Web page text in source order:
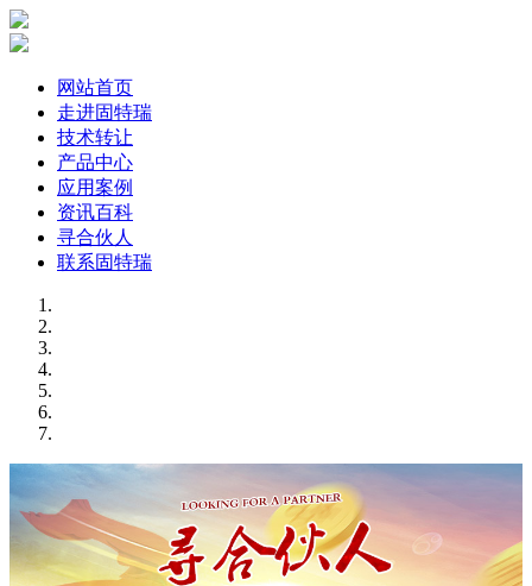
网站首页
走进固特瑞
技术转让
产品中心
应用案例
资讯百科
寻合伙人
联系固特瑞